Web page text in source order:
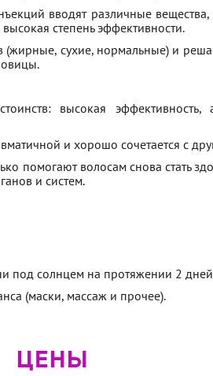
вводят различные
степень эффективности.
сухие, нормальные) и
высокая
и хорошо сочетается с
помогают волосам снова стать
и систем.
под солнцем на протяжении 2
(маски, массаж и прочее).
ЦЕНЫ